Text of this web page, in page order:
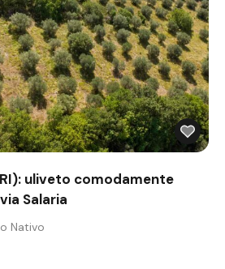
uliveto comodamente
Salaria
Nativo